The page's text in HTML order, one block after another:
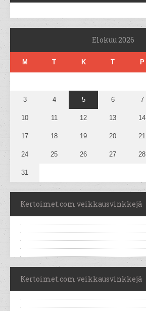
Elokuu 2026
M T K T P
3 4 5 6 7
10 11 12 13 14
17 18 19 20 21
24 25 26 27 28
31
Kertoimet.com veikkausvinkkejä
Kertoimet.com veikkausvinkkejä